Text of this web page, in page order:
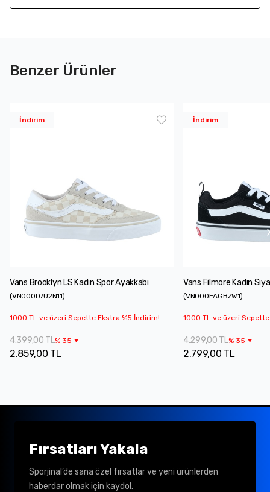
Benzer Ürünler
İndirim
Vans Brooklyn LS Kadın Spor Ayakkabı
(VN000D7U2N11)
1000 TL ve üzeri Sepette Ekstra %5 İndirim!
4.399,00 TL% 35
2.859,00 TL
İndirim
Vans Filmore Kadın
(VN000EAGBZW1)
1000 TL ve üzeri
4.299,00 TL% 35
2.799,00 TL
Fırsatları Yakala
Sporjinal’de sana özel fırsatlar ve yeni ürünlerden
haberdar olmak için kaydol.